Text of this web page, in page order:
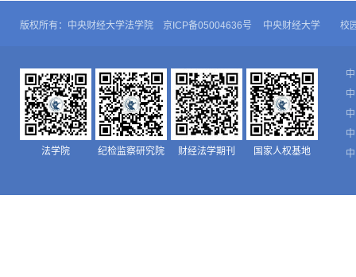
版权所有：中央财经大学法学院 京ICP备05004636号 中央财经大学 校
法学院 纪检监察研究院 财经法学期刊 国家人权基地